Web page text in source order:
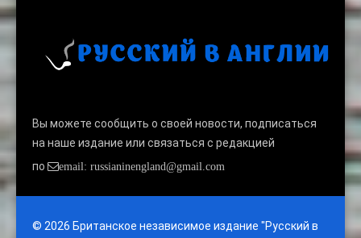
Вы можете сообщить о своей новости, подписаться
на наше издание или связаться с редакцией
по
email: russianinengland@gmail.com
© 2026 Британское независимое издание "Русский в